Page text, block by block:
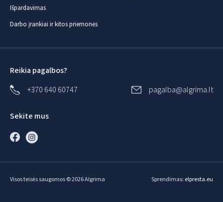
Išpardavimas
Darbo įrankiai ir kitos priemonės
Reikia pagalbos?
+370 640 60747
pagalba@algrima.lt
Sekite mus
Visos teisės saugomos © 2026 Algrima Sprendimas: elpresta.eu